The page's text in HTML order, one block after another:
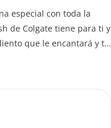
especial con toda la
de Colgate tiene para ti y
que le encantará y te